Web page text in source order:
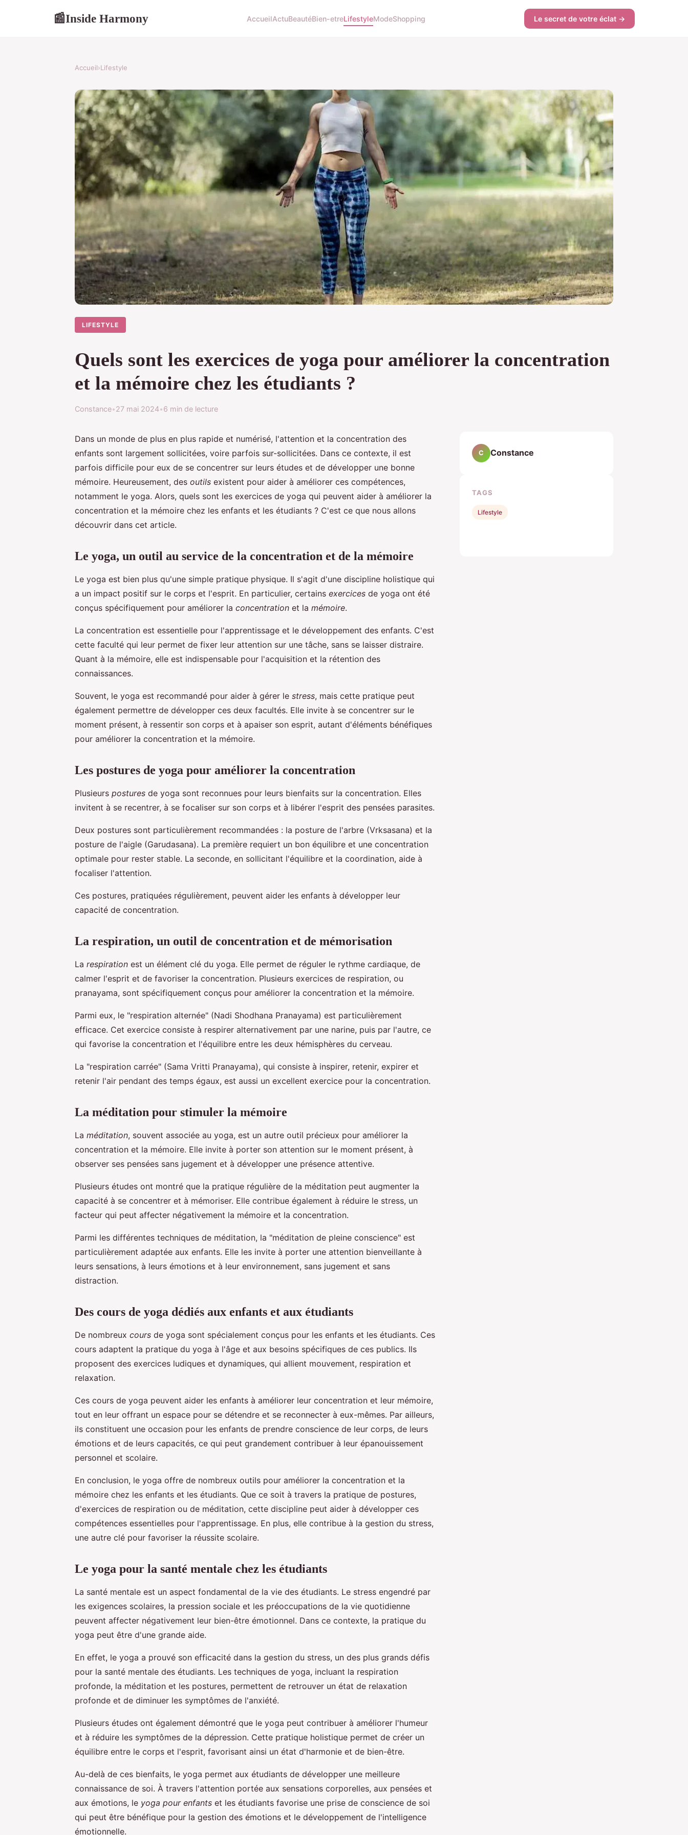
📰Inside Harmony AccueilActuBeautéBien-etreLifestyleModeShopping Le secret de votre éclat →
Accueil›Lifestyle
LIFESTYLE
Quels sont les exercices de yoga pour améliorer la concentration
et la mémoire chez les étudiants ?
Constance•27 mai 2024•6 min de lecture
Dans un monde de plus en plus rapide et numérisé, l'attention et la concentration des
enfants sont largement sollicitées, voire parfois sur-sollicitées. Dans ce contexte, il est
parfois difficile pour eux de se concentrer sur leurs études et de développer une bonne
mémoire. Heureusement, des outils existent pour aider à améliorer ces compétences,
notamment le yoga. Alors, quels sont les exercices de yoga qui peuvent aider à améliorer la
concentration et la mémoire chez les enfants et les étudiants ? C'est ce que nous allons
découvrir dans cet article.
Le yoga, un outil au service de la concentration et de la mémoire
Le yoga est bien plus qu'une simple pratique physique. Il s'agit d'une discipline holistique qui
a un impact positif sur le corps et l'esprit. En particulier, certains exercices de yoga ont été
conçus spécifiquement pour améliorer la concentration et la mémoire.
La concentration est essentielle pour l'apprentissage et le développement des enfants. C'est
cette faculté qui leur permet de fixer leur attention sur une tâche, sans se laisser distraire.
Quant à la mémoire, elle est indispensable pour l'acquisition et la rétention des
connaissances.
Souvent, le yoga est recommandé pour aider à gérer le stress, mais cette pratique peut
également permettre de développer ces deux facultés. Elle invite à se concentrer sur le
moment présent, à ressentir son corps et à apaiser son esprit, autant d'éléments bénéfiques
pour améliorer la concentration et la mémoire.
Les postures de yoga pour améliorer la concentration
Plusieurs postures de yoga sont reconnues pour leurs bienfaits sur la concentration. Elles
invitent à se recentrer, à se focaliser sur son corps et à libérer l'esprit des pensées parasites.
Deux postures sont particulièrement recommandées : la posture de l'arbre (Vrksasana) et la
posture de l'aigle (Garudasana). La première requiert un bon équilibre et une concentration
optimale pour rester stable. La seconde, en sollicitant l'équilibre et la coordination, aide à
focaliser l'attention.
Ces postures, pratiquées régulièrement, peuvent aider les enfants à développer leur
capacité de concentration.
La respiration, un outil de concentration et de mémorisation
La respiration est un élément clé du yoga. Elle permet de réguler le rythme cardiaque, de
calmer l'esprit et de favoriser la concentration. Plusieurs exercices de respiration, ou
pranayama, sont spécifiquement conçus pour améliorer la concentration et la mémoire.
Parmi eux, le "respiration alternée" (Nadi Shodhana Pranayama) est particulièrement
efficace. Cet exercice consiste à respirer alternativement par une narine, puis par l'autre, ce
qui favorise la concentration et l'équilibre entre les deux hémisphères du cerveau.
La "respiration carrée" (Sama Vritti Pranayama), qui consiste à inspirer, retenir, expirer et
retenir l'air pendant des temps égaux, est aussi un excellent exercice pour la concentration.
La méditation pour stimuler la mémoire
La méditation, souvent associée au yoga, est un autre outil précieux pour améliorer la
concentration et la mémoire. Elle invite à porter son attention sur le moment présent, à
observer ses pensées sans jugement et à développer une présence attentive.
Plusieurs études ont montré que la pratique régulière de la méditation peut augmenter la
capacité à se concentrer et à mémoriser. Elle contribue également à réduire le stress, un
facteur qui peut affecter négativement la mémoire et la concentration.
Parmi les différentes techniques de méditation, la "méditation de pleine conscience" est
particulièrement adaptée aux enfants. Elle les invite à porter une attention bienveillante à
leurs sensations, à leurs émotions et à leur environnement, sans jugement et sans
distraction.
Des cours de yoga dédiés aux enfants et aux étudiants
De nombreux cours de yoga sont spécialement conçus pour les enfants et les étudiants. Ces
cours adaptent la pratique du yoga à l'âge et aux besoins spécifiques de ces publics. Ils
proposent des exercices ludiques et dynamiques, qui allient mouvement, respiration et
relaxation.
Ces cours de yoga peuvent aider les enfants à améliorer leur concentration et leur mémoire,
tout en leur offrant un espace pour se détendre et se reconnecter à eux-mêmes. Par ailleurs,
ils constituent une occasion pour les enfants de prendre conscience de leur corps, de leurs
émotions et de leurs capacités, ce qui peut grandement contribuer à leur épanouissement
personnel et scolaire.
En conclusion, le yoga offre de nombreux outils pour améliorer la concentration et la
mémoire chez les enfants et les étudiants. Que ce soit à travers la pratique de postures,
d'exercices de respiration ou de méditation, cette discipline peut aider à développer ces
compétences essentielles pour l'apprentissage. En plus, elle contribue à la gestion du stress,
une autre clé pour favoriser la réussite scolaire.
Le yoga pour la santé mentale chez les étudiants
La santé mentale est un aspect fondamental de la vie des étudiants. Le stress engendré par
les exigences scolaires, la pression sociale et les préoccupations de la vie quotidienne
peuvent affecter négativement leur bien-être émotionnel. Dans ce contexte, la pratique du
yoga peut être d'une grande aide.
En effet, le yoga a prouvé son efficacité dans la gestion du stress, un des plus grands défis
pour la santé mentale des étudiants. Les techniques de yoga, incluant la respiration
profonde, la méditation et les postures, permettent de retrouver un état de relaxation
profonde et de diminuer les symptômes de l'anxiété.
Plusieurs études ont également démontré que le yoga peut contribuer à améliorer l'humeur
et à réduire les symptômes de la dépression. Cette pratique holistique permet de créer un
équilibre entre le corps et l'esprit, favorisant ainsi un état d'harmonie et de bien-être.
Au-delà de ces bienfaits, le yoga permet aux étudiants de développer une meilleure
connaissance de soi. À travers l'attention portée aux sensations corporelles, aux pensées et
aux émotions, le yoga pour enfants et les étudiants favorise une prise de conscience de soi
qui peut être bénéfique pour la gestion des émotions et le développement de l'intelligence
émotionnelle.
C Constance
TAGS
Lifestyle